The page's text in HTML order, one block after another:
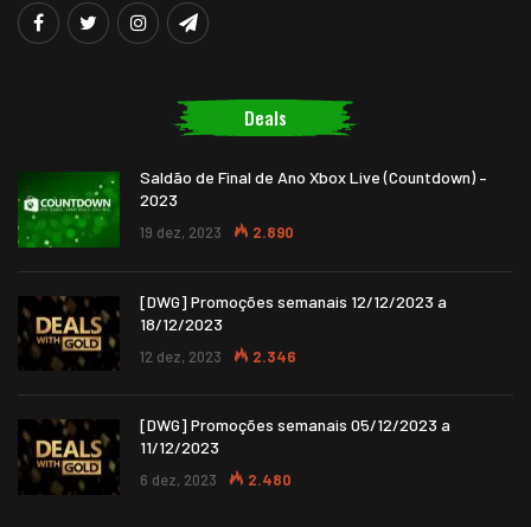
Deals
Saldão de Final de Ano Xbox Live (Countdown) –
2023
19 dez, 2023 2.890
[DWG] Promoções semanais 12/12/2023 a
18/12/2023
12 dez, 2023 2.346
[DWG] Promoções semanais 05/12/2023 a
11/12/2023
6 dez, 2023 2.480